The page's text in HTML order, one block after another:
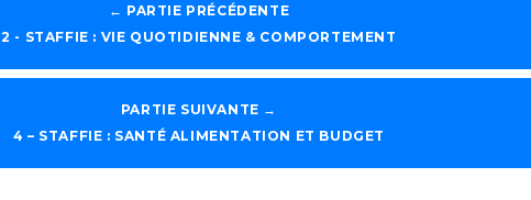
← PARTIE PRÉCÉDENTE
2 - STAFFIE : VIE QUOTIDIENNE & COMPORTEMENT
PARTIE SUIVANTE →
4 – STAFFIE : SANTÉ ALIMENTATION ET BUDGET